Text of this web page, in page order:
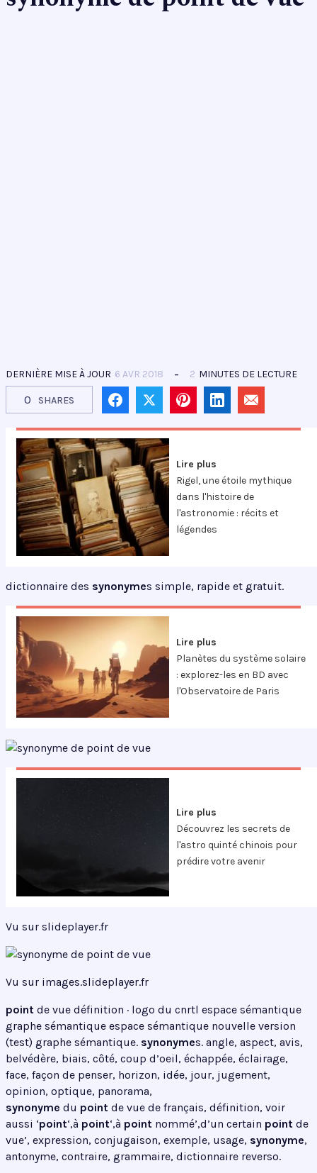
DERNIÈRE MISE À JOUR 6 AVR 2018 2 MINUTES DE LECTURE
0 SHARES
Lire plus
Rigel, une étoile mythique
dans l'histoire de
l'astronomie : récits et
légendes
dictionnaire des synonymes simple, rapide et gratuit.
Lire plus
Planètes du système solaire
: explorez-les en BD avec
l'Observatoire de Paris
Lire plus
Découvrez les secrets de
l'astro quinté chinois pour
prédire votre avenir
Vu sur slideplayer.fr
Vu sur images.slideplayer.fr
point de vue définition · logo du cnrtl espace sémantique
graphe sémantique espace sémantique nouvelle version
(test) graphe sémantique. synonymes. angle, aspect, avis,
belvédère, biais, côté, coup d’oeil, échappée, éclairage,
face, façon de penser, horizon, idée, jour, jugement,
opinion, optique, panorama,
synonyme du point de vue de français, définition, voir
aussi ‘point‘,à point‘,à point nommé’,d’un certain point de
vue’, expression, conjugaison, exemple, usage, synonyme,
antonyme, contraire, grammaire, dictionnaire reverso.